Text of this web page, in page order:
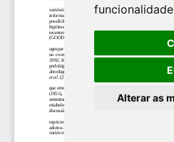
Alterar as